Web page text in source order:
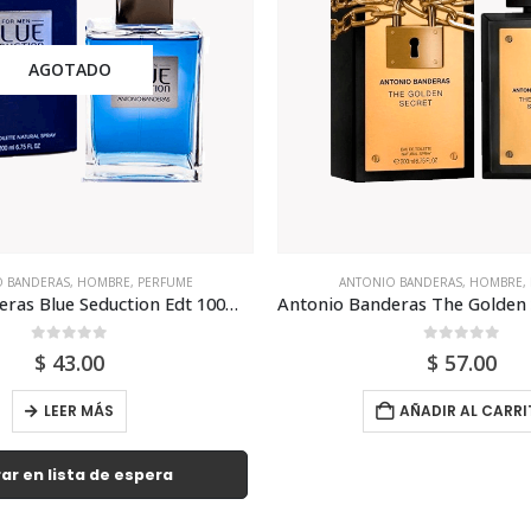
BANDERAS, HOMBRE, PERFUME
$ 57.00
AÑADIR AL CARRITO
AGOTADO
ANTONIO BANDERAS, HOMBRE,
$ 38.00
LEER MÁS